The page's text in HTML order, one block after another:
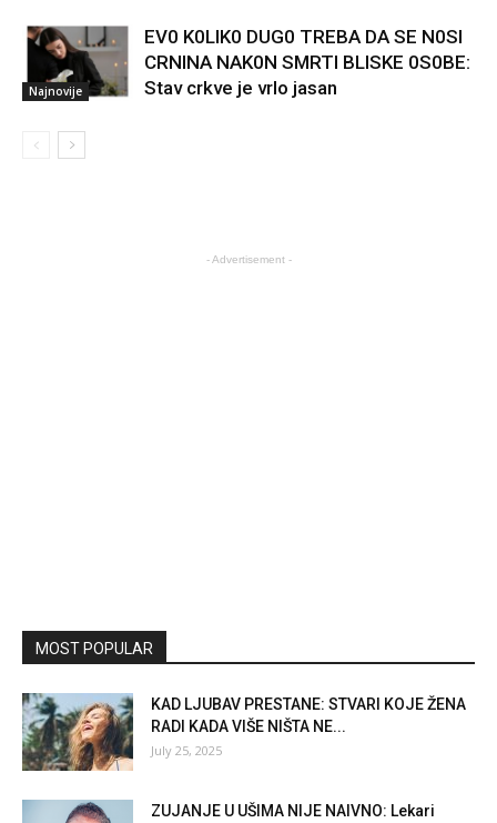
Najnovije
EV0 K0LIK0 DUG0 TREBA DA SE N0SI
CRNINA NAK0N SMRTI BLISKE 0S0BE:
Stav crkve je vrlo jasan
- Advertisement -
MOST POPULAR
KAD LJUBAV PRESTANE: STVARI KOJE ŽENA
RADI KADA VIŠE NIŠTA NE...
July 25, 2025
ZUJANJE U UŠIMA NIJE NAIVNO: Lekari